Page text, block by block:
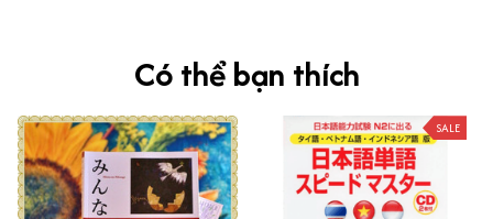
Có thể bạn thích
SALE